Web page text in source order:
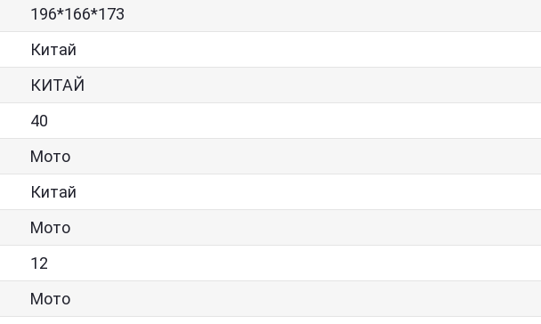
196*166*173
Китай
КИТАЙ
40
Мото
Китай
Мото
12
Мото